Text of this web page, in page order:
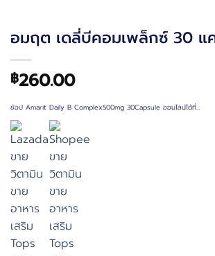
อมฤต เดลี่บีคอมเพล็กซ์ 30 แ
฿260.00
ช้อป Amarit Daily B Complex500mg 30Capsule ออนไลน์ได้ที่…